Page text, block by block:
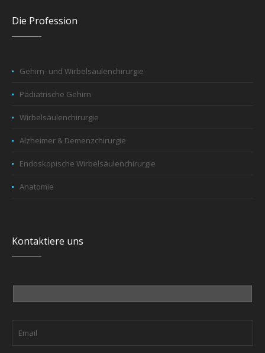
Die Profession
Gehirn- und Wirbelsäulenchirurgie
Pädiatrische Gehirn
Wirbelsäulenchirurgie
Alzheimer & Demenzchirurgie
Endoskopische Wirbelsäulenchirurgie
Anatomie
Kontaktiere uns